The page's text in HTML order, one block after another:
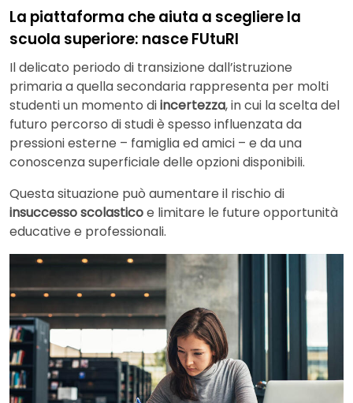
La piattaforma che aiuta a scegliere la
scuola superiore: nasce FUtuRI
Il delicato periodo di transizione dall’istruzione
primaria a quella secondaria rappresenta per molti
studenti un momento diincertezza, in cui la scelta del
futuro percorso di studi è spesso influenzata da
pressioni esterne – famiglia ed amici – e da una
conoscenza superficiale delle opzioni disponibili.
Questa situazione può aumentare il rischio di
insuccesso scolasticoe limitare le future opportunità
educative e professionali.